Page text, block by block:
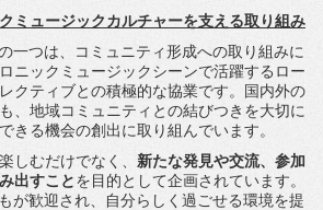
ミュージックカルチャーを支える取り組み
一つは、
コミュニティ形成への取り組みに
ニックミュージックシーンで活躍するロー
クティブとの積極的な協業です。
国内外の
、 地域コミュニティとの結びつきを大切に
きる機会の創出に取り組んでいます。
しむだけでなく、 新たな発見や交流、 参加
出すことを目的として企画されています。
が歓迎され、
自分らしく過ごせる環境を提